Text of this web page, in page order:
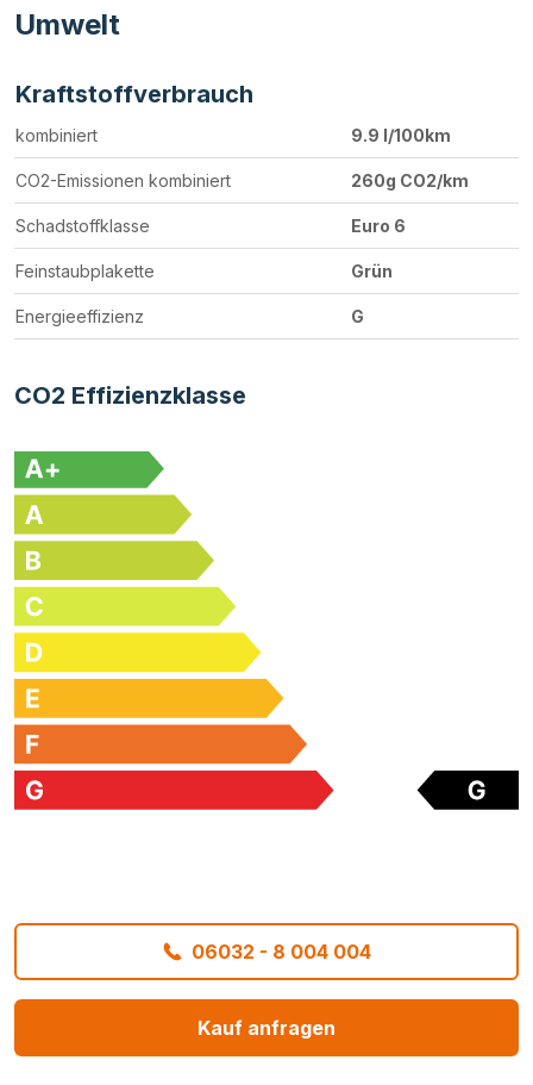
Umwelt
Kraftstoffverbrauch
kombiniert 9.9 l/100km
CO2-Emissionen kombiniert 260g CO2/km
Schadstoffklasse Euro 6
Feinstaubplakette Grün
Energieeffizienz G
CO2 Effizienzklasse
06032 - 8 004 004
Kauf anfragen